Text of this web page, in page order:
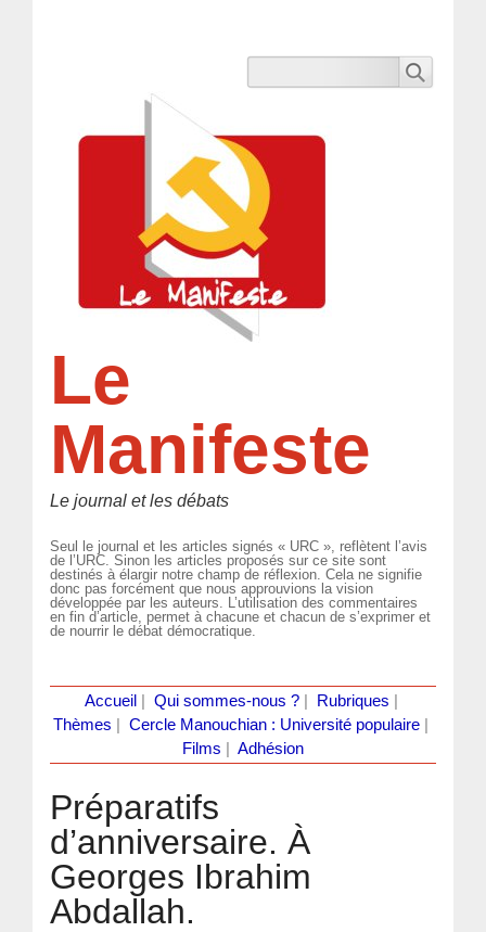
Le
Manifeste
Le journal et les débats
Seul le journal et les articles signés « URC », reflètent l’avis
de l’URC. Sinon les articles proposés sur ce site sont
destinés à élargir notre champ de réflexion. Cela ne signifie
donc pas forcément que nous approuvions la vision
développée par les auteurs. L’utilisation des commentaires
en fin d’article, permet à chacune et chacun de s’exprimer et
de nourrir le débat démocratique.
Accueil Qui sommes-nous ?| Rubriques
Thèmes
Cercle Manouchian : Université populaire
Films
Adhésion
Préparatifs
d’anniversaire. À
Georges Ibrahim
Abdallah.